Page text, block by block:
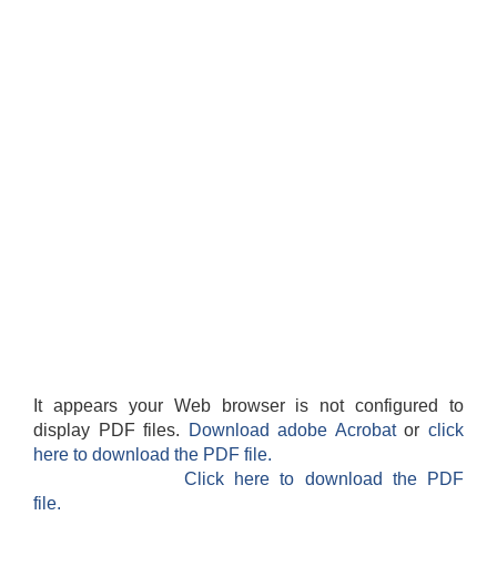
It appears your Web browser is not configured to
display PDF files.
Download adobe Acrobatorclick
here to download the PDF file.
Click here to download the PDF
file.